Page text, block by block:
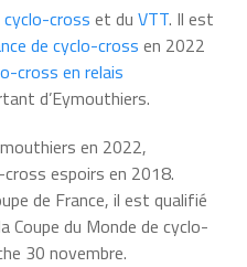
cyclo-cross et du VTT. Il est
de cyclo-cross en 2022
cross en relais
d’Eymouthiers.
en 2022,
cross espoirs en 2018.
de France, il est qualifié
Coupe du Monde de cyclo-
30 novembre.